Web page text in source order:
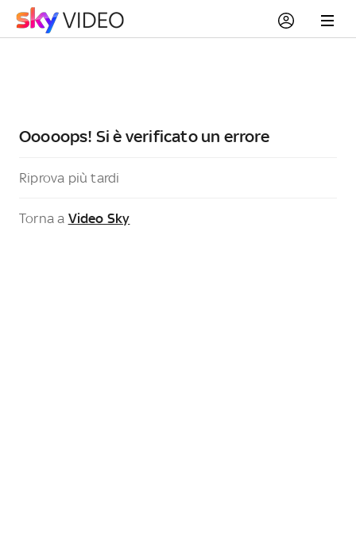
Ooooops! Si è verificato un errore
Riprova più tardi
Torna a Video Sky